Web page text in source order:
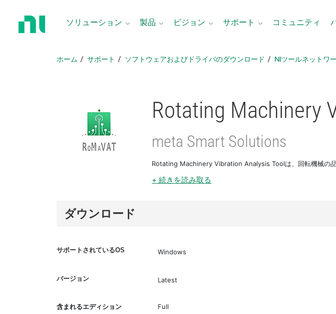
ソリューション 製品 ビジョン サポート コミュニティ
ホーム サポート ソフトウェアおよびドライバのダウンロード NIツールネットワ
Rotating Machinery
meta Smart Solutions
Rotating Machinery Vibration Analysis Toolは、回転機械の品
+ 続きを読み取る
ダウンロード
サポートされているOS Windows
バージョン Latest
含まれるエディション Full